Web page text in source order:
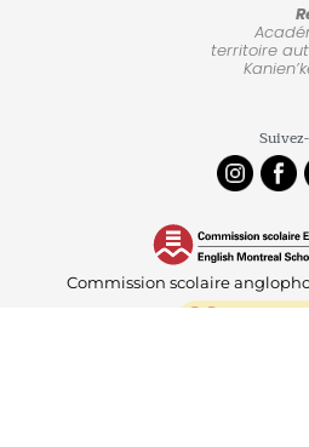
territoire
Commission scolaire